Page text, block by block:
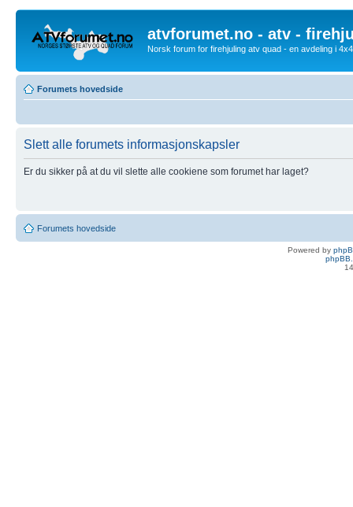
atvforumet.no - atv -
Norsk forum for firehjuling atv quad - en avdeling i
Forumets hovedside
Slett alle forumets informasjonskapsler
Er du sikker på at du vil slette alle cookiene som forumet har laget?
Forumets hovedside
Powered by